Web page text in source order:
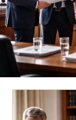
Valérian